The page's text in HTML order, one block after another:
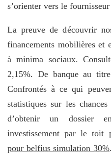
s’orienter vers le
La preuve de découvrir
financements mobilières et
à minima sociaux.
2,15%. De banque au
Confrontés à ce qui
statistiques sur les
d’obtenir un dossier
investissement par le toit
pour belfius simulation 30%